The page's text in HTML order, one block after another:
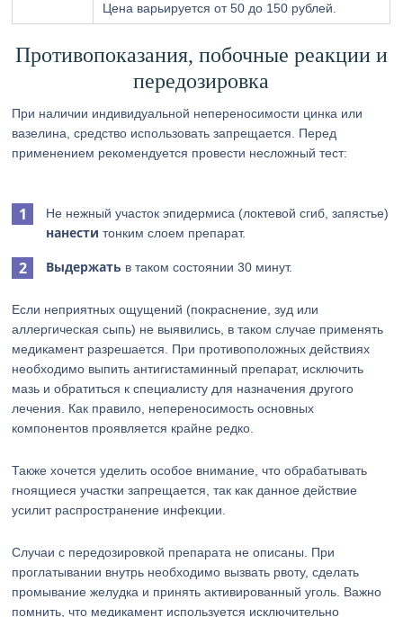
Цена варьируется от 50 до 150 рублей.
Противопоказания, побочные реакции и
передозировка
При наличии индивидуальной непереносимости цинка или
вазелина, средство использовать запрещается. Перед
применением рекомендуется провести несложный тест:
Не нежный участок эпидермиса (локтевой сгиб, запястье)
нанести тонким слоем препарат.
Выдержать в таком состоянии 30 минут.
Если неприятных ощущений (покраснение, зуд или
аллергическая сыпь) не выявились, в таком случае применять
медикамент разрешается. При противоположных действиях
необходимо выпить антигистаминный препарат, исключить
мазь и обратиться к специалисту для назначения другого
лечения. Как правило, непереносимость основных
компонентов проявляется крайне редко.
Также хочется уделить особое внимание, что обрабатывать
гноящиеся участки запрещается, так как данное действие
усилит распространение инфекции.
Случаи с передозировкой препарата не описаны. При
проглатывании внутрь необходимо вызвать рвоту, сделать
промывание желудка и принять активированный уголь. Важно
помнить, что медикамент используется исключительно